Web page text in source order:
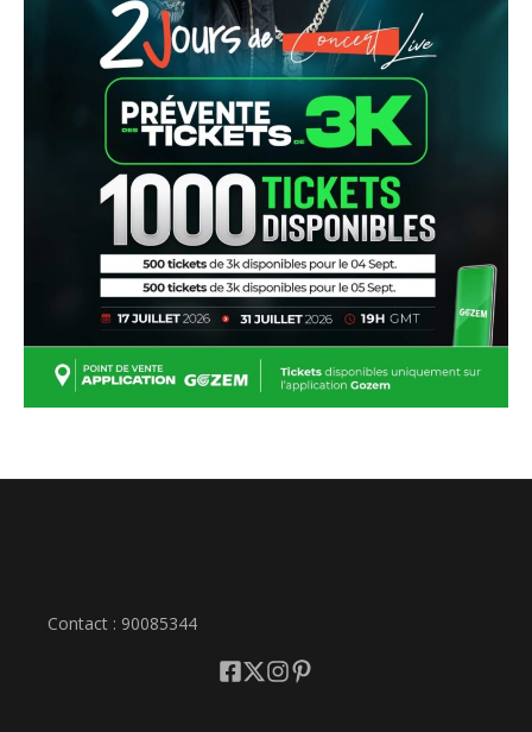
Contact : 90085344